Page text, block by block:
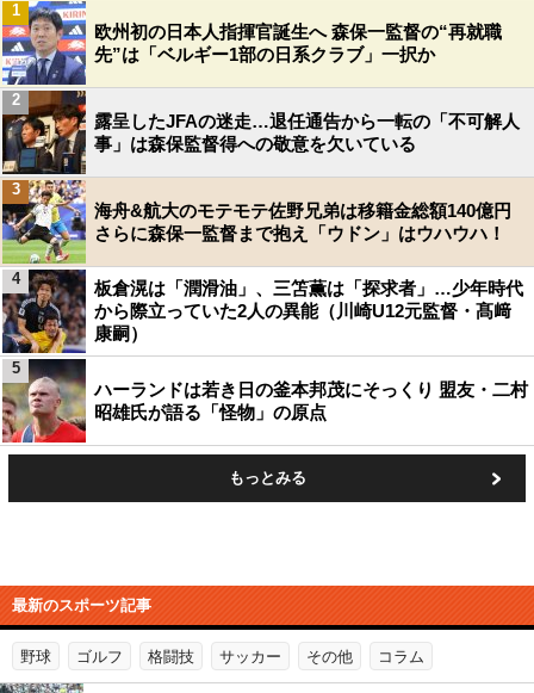
欧州初の日本人指揮官誕生へ 森保一監督の“再就職
先”は「ベルギー1部の日系クラブ」一択か
1
露呈したJFAの迷走…退任通告から一転の「不可解人
事」は森保監督得への敬意を欠いている
2
海舟&航大のモテモテ佐野兄弟は移籍金総額140億円
さらに森保一監督まで抱え「ウドン」はウハウハ！
3
板倉滉は「潤滑油」、三笘薫は「探求者」…少年時代
から際立っていた2人の異能（川崎U12元監督・髙﨑
康嗣）
4
ハーランドは若き日の釜本邦茂にそっくり 盟友・二村
昭雄氏が語る「怪物」の原点
5
もっとみる
最新のスポーツ記事
野球 ゴルフ 格闘技 サッカー その他 コラム